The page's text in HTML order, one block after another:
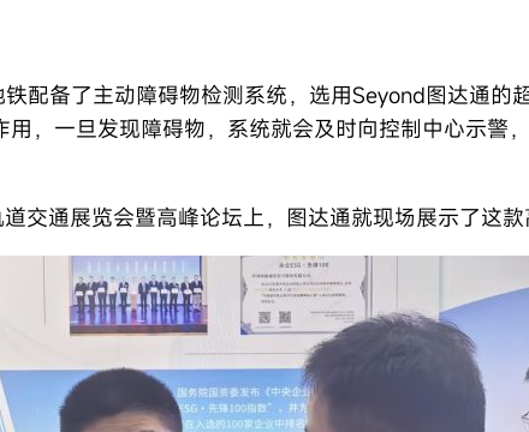
配备了主动障碍物检测系统，选用Seyond图达通的
，一旦发现障碍物，系统就会及时向控制中心示警
交通展览会暨高峰论坛上，图达通就现场展示了这款